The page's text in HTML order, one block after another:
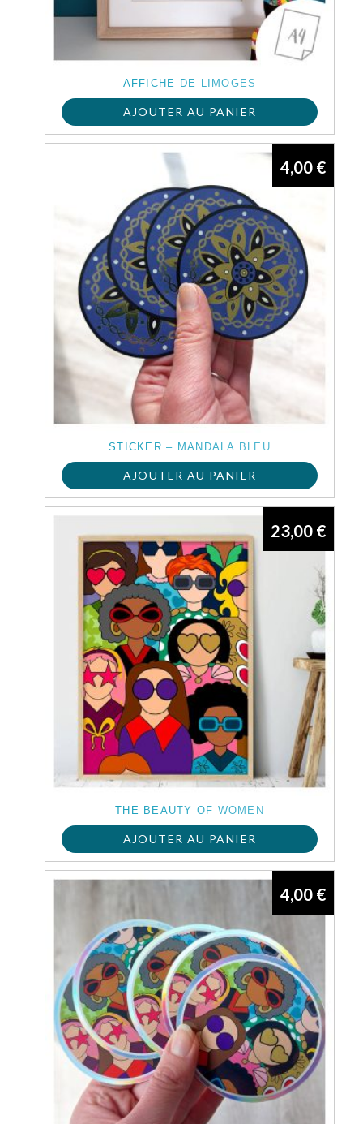
AFFICHE DE LIMOGES
AJOUTER AU PANIER
STICKER – MANDALA BLEU
4,00 €
AJOUTER AU PANIER
THE BEAUTY OF WOMEN
23,00 €
AJOUTER AU PANIER
4,00 €